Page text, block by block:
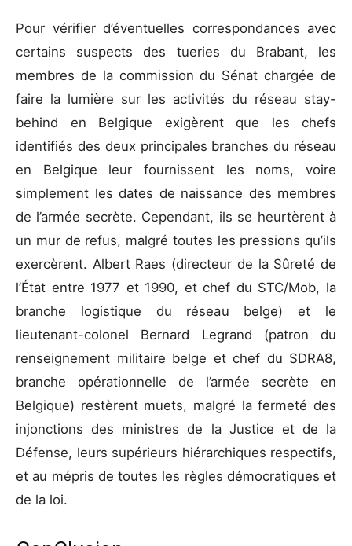
Pour vérifier d’éventuelles correspondances avec
certains suspects des tueries du Brabant, les
membres de la commission du Sénat chargée de
faire la lumière sur les activités du réseau stay-
behind en Belgique exigèrent que les chefs
identifiés des deux principales branches du réseau
en Belgique leur fournissent les noms, voire
simplement les dates de naissance des membres
de l’armée secrète. Cependant, ils se heurtèrent à
un mur de refus, malgré toutes les pressions qu’ils
exercèrent. Albert Raes (directeur de la Sûreté de
l’État entre 1977 et 1990, et chef du STC/Mob, la
branche logistique du réseau belge) et le
lieutenant-colonel Bernard Legrand (patron du
renseignement militaire belge et chef du SDRA8,
branche opérationnelle de l’armée secrète en
Belgique) restèrent muets, malgré la fermeté des
injonctions des ministres de la Justice et de la
Défense, leurs supérieurs hiérarchiques respectifs,
et au mépris de toutes les règles démocratiques et
de la loi.